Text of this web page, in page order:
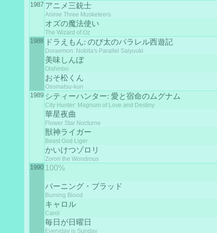
1987 アニメ三銃士
Anime Three Musketeers
オズの魔法使い
The Wizard of Oz
1988 ドラえもん: のび太のパラレル西遊記
Doraemon: Nobita's Parallel Saiyuuki
美味しんぼ
Oishinbo
おそ松くん
Osomatsu-kun
1989 シティーハンター: 愛と宿命のムグナム
City Hunter: Magnum of Love and Destiny
華星夜曲
Flower Star Nocturne
獣神ライガー
Beast God Liger
かいけつゾロリ
Zorori the Wondrous
1990 100%
バーニング・ブラッド
Burning Blood
キャロル
Carol
毎日が日曜日
Everyday is Sunday